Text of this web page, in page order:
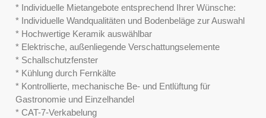
* Individuelle Mietangebote entsprechend Ihrer Wünsche:
* Individuelle Wandqualitäten und Bodenbeläge zur Auswahl
* Hochwertige Keramik auswählbar
* Elektrische, außenliegende Verschattungselemente
* Schallschutzfenster
* Kühlung durch Fernkälte
* Kontrollierte, mechanische Be- und Entlüftung für
Gastronomie und Einzelhandel
* CAT-7-Verkabelung